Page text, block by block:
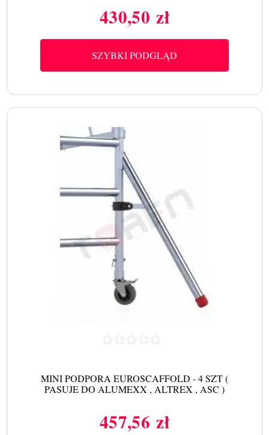
Cena
430,50 zł
SZYBKI PODGLĄD
MINI PODPORA EUROSCAFFOLD - 4 SZT (
PASUJE DO ALUMEXX , ALTREX , ASC )
Cena
457,56 zł